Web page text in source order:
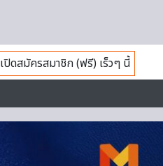
เปิดสมัครสมาชิก (ฟรี) เร็วๆ นี้